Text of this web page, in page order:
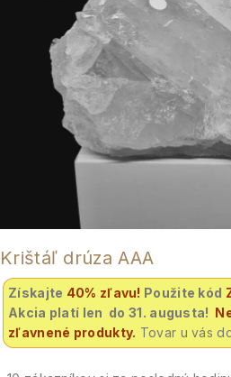
Krištáľ drúza AAA
Získajte 40% zľavu! Použite kód
Akcia platí len do 31. augusta!
zľavnené produkty. Tovar u vás